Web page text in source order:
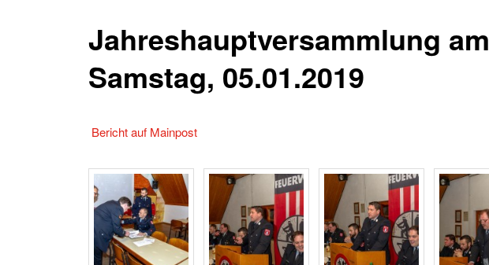
Jahreshauptversammlung am
Samstag, 05.01.2019
Bericht auf Mainpost